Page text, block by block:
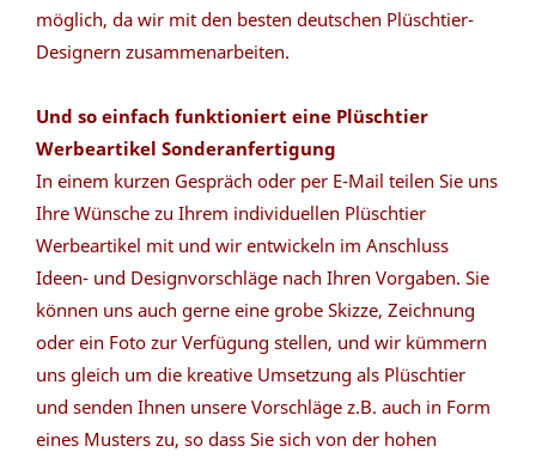
möglich, da wir mit den besten deutschen Plüschtier-
Designern zusammenarbeiten.
Und so einfach funktioniert eine Plüschtier
Werbeartikel Sonderanfertigung
In einem kurzen Gespräch oder per E-Mail teilen Sie uns
Ihre Wünsche zu Ihrem individuellen Plüschtier
Werbeartikel mit und wir entwickeln im Anschluss
Ideen- und Designvorschläge nach Ihren Vorgaben. Sie
können uns auch gerne eine grobe Skizze, Zeichnung
oder ein Foto zur Verfügung stellen, und wir kümmern
uns gleich um die kreative Umsetzung als Plüschtier
und senden Ihnen unsere Vorschläge z.B. auch in Form
eines Musters zu, so dass Sie sich von der hohen